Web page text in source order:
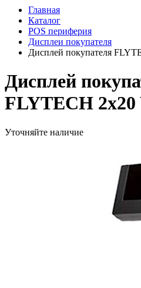
Главная
Каталог
POS периферия
Дисплеи покупателя
Дисплей покупателя
Дисплей
FLYTECH 2x20
Уточняйте наличие